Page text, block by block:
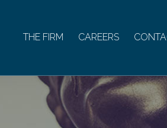
THE FIRM CAREERS